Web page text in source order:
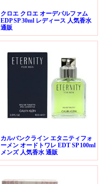
クロエ クロエ オーデパルファム
EDP SP 30ml レディース 人気香水
通販
カルバンクライン エタニティフォ
ーメン オードトワレ EDT SP 100ml
メンズ 人気香水 通販